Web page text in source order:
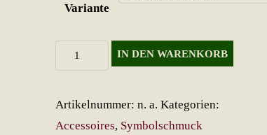
Variante
Rabenschädel
Menge
IN DEN WARENKORB
Artikelnummer: n. a. Kategorien:
Accessoires, Symbolschmuck